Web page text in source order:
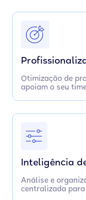
Otimização de
apoiam o seu
Inteligência
Análise e
centralizada